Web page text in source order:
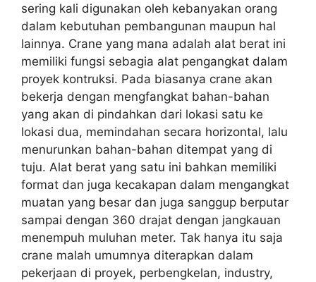
sering kali digunakan oleh kebanyakan orang
dalam kebutuhan pembangunan maupun hal
lainnya. Crane yang mana adalah alat berat ini
memiliki fungsi sebagia alat pengangkat dalam
proyek kontruksi. Pada biasanya crane akan
bekerja dengan mengfangkat bahan-bahan
yang akan di pindahkan dari lokasi satu ke
lokasi dua, memindahan secara horizontal, lalu
menurunkan bahan-bahan ditempat yang di
tuju. Alat berat yang satu ini bahkan memiliki
format dan juga kecakapan dalam mengangkat
muatan yang besar dan juga sanggup berputar
sampai dengan 360 drajat dengan jangkauan
menempuh muluhan meter. Tak hanya itu saja
crane malah umumnya diterapkan dalam
pekerjaan di proyek, perbengkelan, industry,